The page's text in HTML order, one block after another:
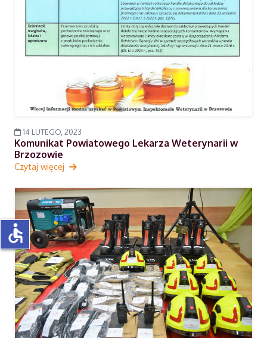
14 LUTEGO, 2023
Komunikat Powiatowego Lekarza Weterynarii w
Brzozowie
Czytaj więcej
accessible